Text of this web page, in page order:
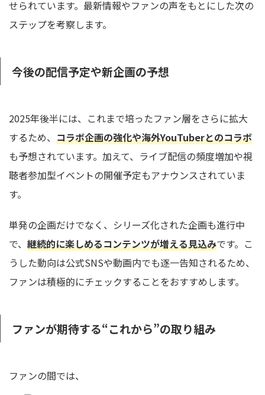
せられています。最新情報やファンの声をもとにした次の
ステップを考察します。
今後の配信予定や新企画の予想
2025年後半には、これまで培ったファン層をさらに拡大
するため、 コラボ企画の強化や海外YouTuberとのコラボ
も予想されています。加えて、ライブ配信の頻度増加や視
聴者参加型イベントの開催予定もアナウンスされていま
す。
単発の企画だけでなく、シリーズ化された企画も進行中
で、 継続的に楽しめるコンテンツが増える見込みです。こ
うした動向は公式SNSや動画内でも逐一告知されるため、
ファンは積極的にチェックすることをおすすめします。
ファンが期待する“これから”の取り組み
ファンの間では、